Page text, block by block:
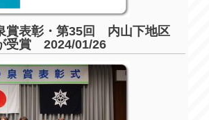
賞表彰・第35回 内山下地区
受賞 2024/01/26